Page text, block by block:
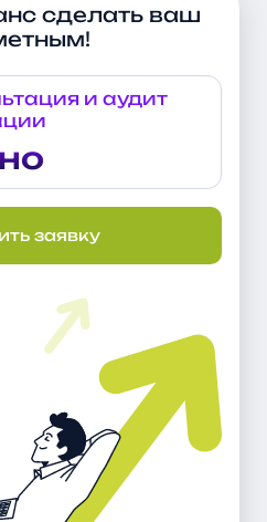
сделать ваш
и аудит
заявку